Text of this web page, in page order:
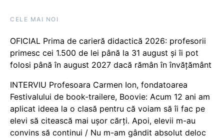
CELE MAI NOI
OFICIAL Prima de carieră didactică 2026: profesorii
primesc cei 1.500 de lei până la 31 august și îi pot
folosi până în august 2027 dacă rămân în învățământ
INTERVIU Profesoara Carmen Ion, fondatoarea
Festivalului de book-trailere, Boovie: Acum 12 ani am
aplicat ideea la o clasă pentru că voiam să îi fac pe
elevi să citească mai ușor cărți. Apoi, elevii m-au
convins să continui / Nu m-am gândit absolut deloc